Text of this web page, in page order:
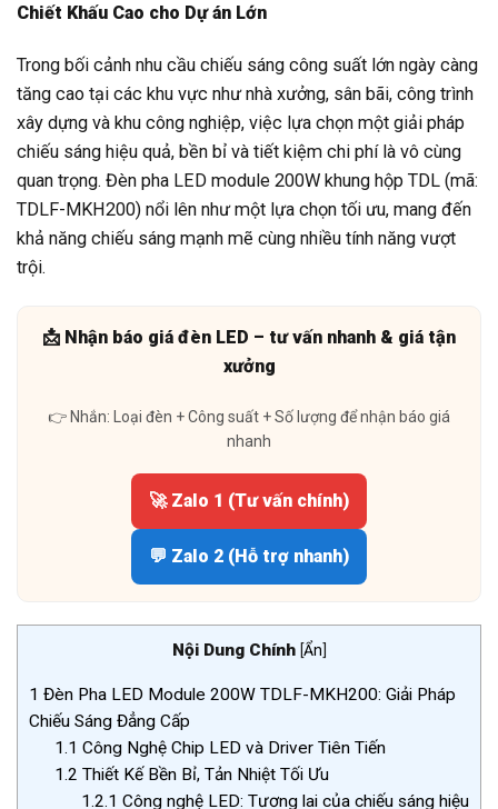
Chiết Khấu Cao cho Dự án Lớn
Trong bối cảnh nhu cầu chiếu sáng công suất lớn ngày càng
tăng cao tại các khu vực như nhà xưởng, sân bãi, công trình
xây dựng và khu công nghiệp, việc lựa chọn một giải pháp
chiếu sáng hiệu quả, bền bỉ và tiết kiệm chi phí là vô cùng
quan trọng. Đèn pha LED module 200W khung hộp TDL (mã:
TDLF-MKH200) nổi lên như một lựa chọn tối ưu, mang đến
khả năng chiếu sáng mạnh mẽ cùng nhiều tính năng vượt
trội.
📩 Nhận báo giá đèn LED – tư vấn nhanh & giá tận
xưởng
👉 Nhắn: Loại đèn + Công suất + Số lượng để nhận báo giá
nhanh
🚀 Zalo 1 (Tư vấn chính)
💬 Zalo 2 (Hỗ trợ nhanh)
Nội Dung Chính [Ẩn]
1 Đèn Pha LED Module 200W TDLF-MKH200: Giải Pháp
Chiếu Sáng Đẳng Cấp
1.1 Công Nghệ Chip LED và Driver Tiên Tiến
1.2 Thiết Kế Bền Bỉ, Tản Nhiệt Tối Ưu
1.2.1 Công nghệ LED: Tương lai của chiếu sáng hiệu